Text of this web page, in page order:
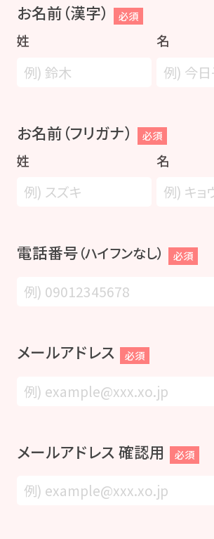
お名前（漢字） 必須
姓 名
お名前（フリガナ） 必須
姓 名
電話番号（ハイフンなし） 必須
メールアドレス 必須
メールアドレス 確認用 必須